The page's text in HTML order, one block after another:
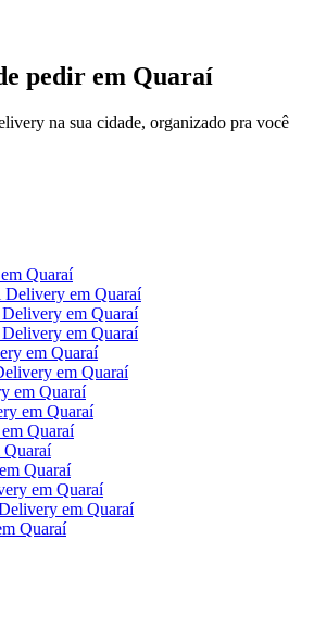
pedir em Quaraí
na sua cidade, organizado pra você
em Quaraí
Delivery em Quaraí
Delivery em Quaraí
Delivery em Quaraí
em Quaraí
em Quaraí
em Quaraí
em Quaraí
em Quaraí
Quaraí
em Quaraí
em Quaraí
em Quaraí
Quaraí